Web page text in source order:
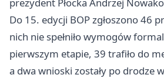
Do 15. edycji BOP zgłoszono 46
nich nie spełniło wymogów
pierwszym etapie, 39 trafiło do
a dwa wnioski zostały po drodze